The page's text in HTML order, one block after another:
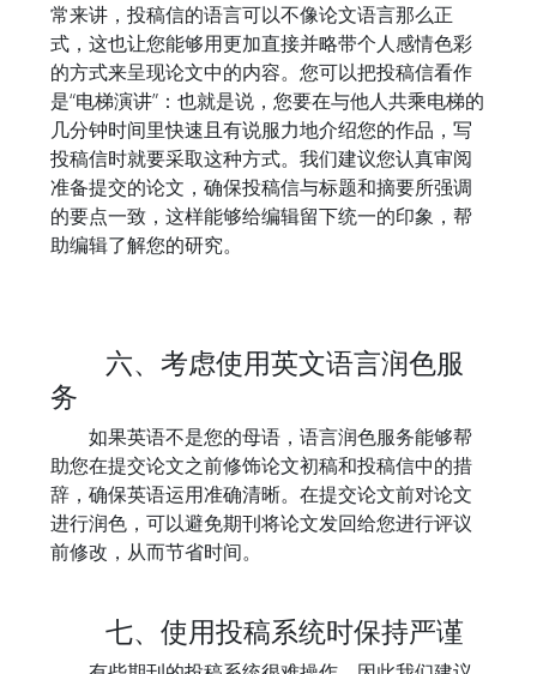
常来讲，投稿信的语言可以不像论文语言那么正
式，这也让您能够用更加直接并略带个人感情色彩
的方式来呈现论文中的内容。您可以把投稿信看作
是“电梯演讲”：也就是说，您要在与他人共乘电梯的
几分钟时间里快速且有说服力地介绍您的作品，写
投稿信时就要采取这种方式。我们建议您认真审阅
准备提交的论文，确保投稿信与标题和摘要所强调
的要点一致，这样能够给编辑留下统一的印象，帮
助编辑了解您的研究。
六、考虑使用英文语言润色服
务
如果英语不是您的母语，语言润色服务能够帮
助您在提交论文之前修饰论文初稿和投稿信中的措
辞，确保英语运用准确清晰。在提交论文前对论文
进行润色，可以避免期刊将论文发回给您进行评议
前修改，从而节省时间。
七、使用投稿系统时保持严谨